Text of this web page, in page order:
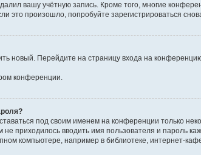
вашу учётную запись. Кроме того, многие
произошло, попробуйте зарегистрироваться снова
новый. Перейдите на страницу входа на
конференции.
под своим именем на конференции только
не приходилось вводить имя пользователя и пароль
компьютере, например в библиотеке, интернет-